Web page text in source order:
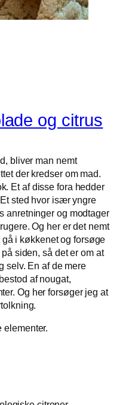
og citrus
bliver man nemt
der kredser om mad.
Et af disse fora hedder
sted hvor især yngre
anretninger og modtager
Og her er det nemt
i køkkenet og forsøge
siden, så det er om at
selv. En af de mere
af nougat,
Og her forsøger jeg at
elementer.